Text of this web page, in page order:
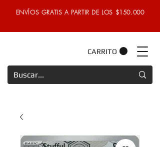
ENVÍOS GRATIS A PARTIR DE LOS $150.000
CARRITO